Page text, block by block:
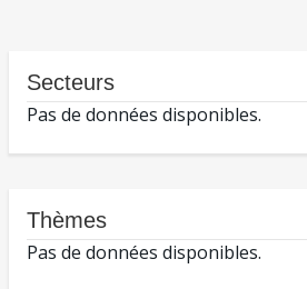
Secteurs
Pas de données disponibles.
Thèmes
Pas de données disponibles.